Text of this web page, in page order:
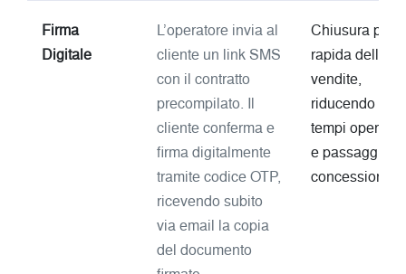
Firma
Digitale
L’operatore invia al
cliente un link SMS
con il contratto
precompilato. Il
cliente conferma e
firma digitalmente
tramite codice OTP,
ricevendo subito
via email la copia
del documento
Chiusura più
rapida delle
vendite,
riducendo
tempi operativi
e passaggi in